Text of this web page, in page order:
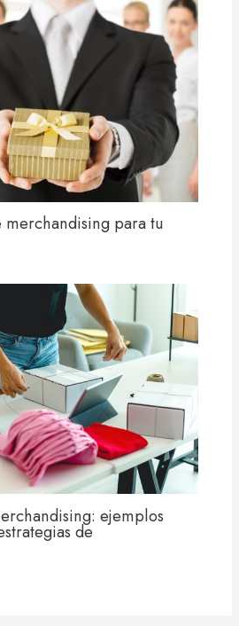
merchandising para tu
ejemplos
de